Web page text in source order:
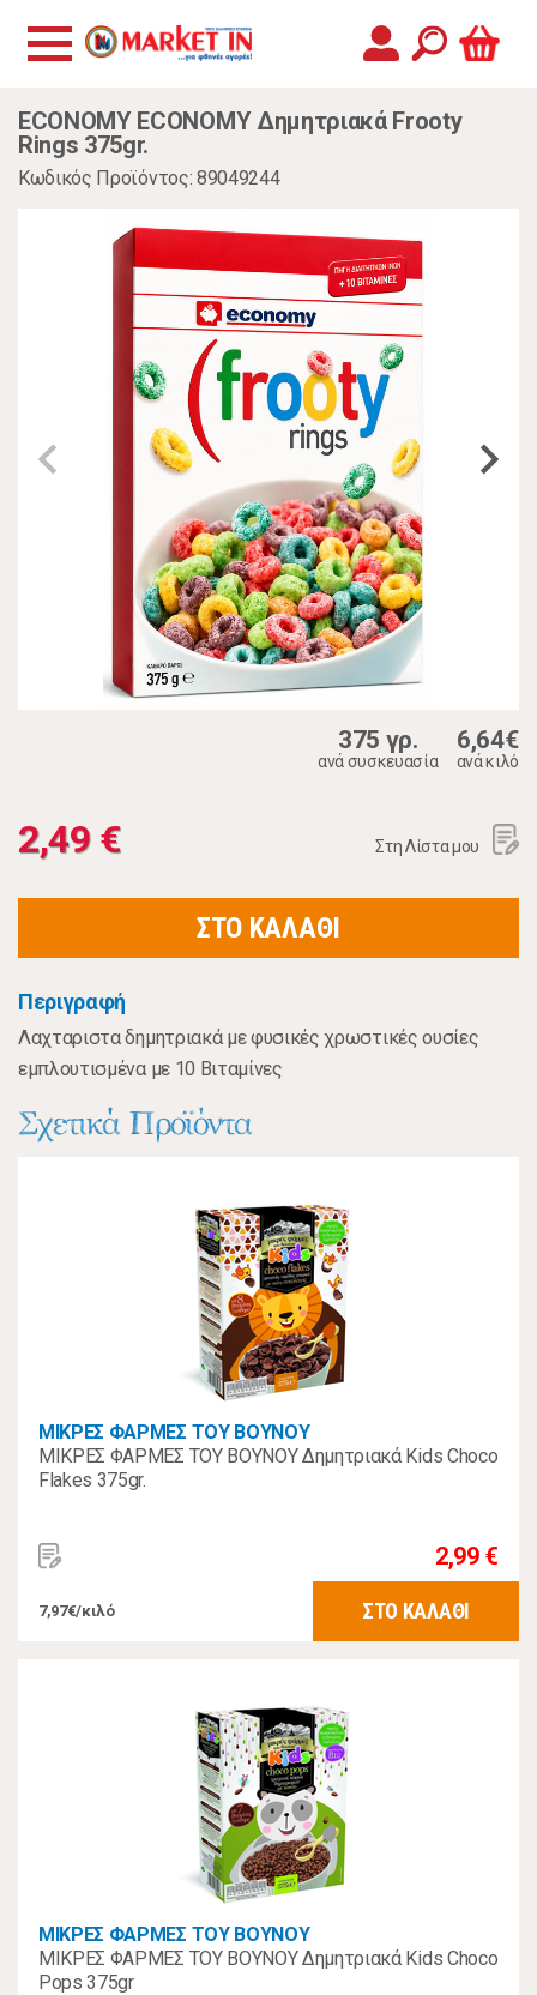
ECONOMY ECONOMY Δημητριακά Frooty
Rings 375gr.
Κωδικός Προϊόντος: 89049244
375 γρ.
ανά συσκευασία
6,64€
ανά κιλό
2,49 € Στη Λίστα μου
ΣΤΟ ΚΑΛΑΘΙ
Περιγραφή
Λαχταριστα δημητριακά με φυσικές χρωστικές ουσίες
εμπλουτισμένα με 10 Βιταμίνες
Σχετικά Προϊόντα
ΜΙΚΡΕΣ ΦΑΡΜΕΣ ΤΟΥ ΒΟΥΝΟΥ
ΜΙΚΡΕΣ ΦΑΡΜΕΣ ΤΟΥ ΒΟΥΝΟΥ Δημητριακά Kids Choco
Flakes 375gr.
2,99 €
7,97€/κιλό ΣΤΟ ΚΑΛΑΘΙ
ΜΙΚΡΕΣ ΦΑΡΜΕΣ ΤΟΥ ΒΟΥΝΟΥ
ΜΙΚΡΕΣ ΦΑΡΜΕΣ ΤΟΥ ΒΟΥΝΟΥ Δημητριακά Kids Choco
Pops 375gr